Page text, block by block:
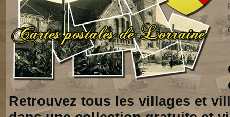
Retrouvez tous les villages et